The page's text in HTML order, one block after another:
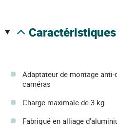
caractéristiques
Adaptateur de montage
caméras
Charge maximale de 3 kg
Fabriqué en alliage